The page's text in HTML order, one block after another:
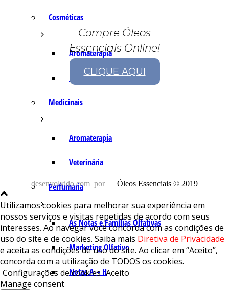
Cosméticas
Aromaterapia
Fórmulas Caseiras
Medicinais
Aromaterapia
Veterinária
Perfumaria
As Notas e Famílias Olfativas
Marketing Olfativo
Notas A – H
Compre Óleos
Essenciais Online!
CLIQUE AQUI
desenvolvido com por Óleos Essenciais © 2019
Utilizamos cookies para melhorar sua experiência em
nossos serviços e visitas repetidas de acordo com seus
interesses. Ao navegar você concorda com as condições de
uso do site e de cookies. Saiba mais Diretiva de Privacidade
e aceita as condições de uso do site. Ao clicar em “Aceito”,
concorda com a utilização de TODOS os cookies.
Configurações de cookies Aceito
Manage consent